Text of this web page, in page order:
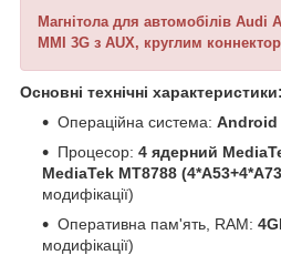
Магнітола для автомобілів Audi
MMI 3G з AUX, круглим
Основні технічні характеристики:
Операційна система: Android
Процесор: 4 ядерний
MediaTek MT8788
модифікації)
Оперативна пам'ять, RAM:
модифікації)